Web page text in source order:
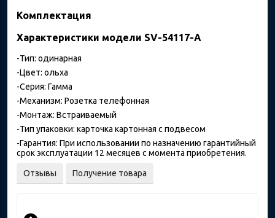
Комплектация
Характеристики модели SV-54117-A
-Тип: одинарная
-Цвет: ольха
-Серия: Гамма
-Механизм: Розетка телефонная
-Монтаж: Встраиваемый
-Тип упаковки: карточка картонная с подвесом
-Гарантия: При использовании по назначению гарантийный
срок эксплуатации 12 месяцев с момента приобретения.
Отзывы Получение товара